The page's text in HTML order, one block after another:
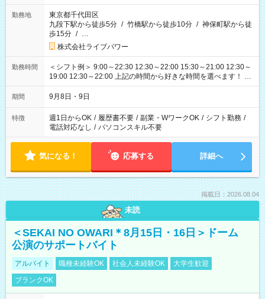
勤務地
東京都千代田区
九段下駅から徒歩5分 / 竹橋駅から徒歩10分 / 神保町駅から徒
歩15分 / …
株式会社ライブパワー
勤務時間
＜シフト例＞ 9:00～22:30 12:30～22:00 15:30～21:00 12:30～
19:00 12:30～22:00 上記の時間から好きな時間を選べます！ ※
時間は変更となる可能性があります
期間 9月8日・9日
特徴 週1日からOK / 履歴書不要 / 副業・WワークOK / シフト勤務 /
電話対応なし / パソコンスキル不要
気になる！ 応募する 詳細へ
掲載日：2026.08.04
未読
＜SEKAI NO OWARI＊8月15日・16日＞ドーム
公演のサポートバイト
アルバイト 職種未経験OK 社会人未経験OK
大学生歓迎
ブランクOK